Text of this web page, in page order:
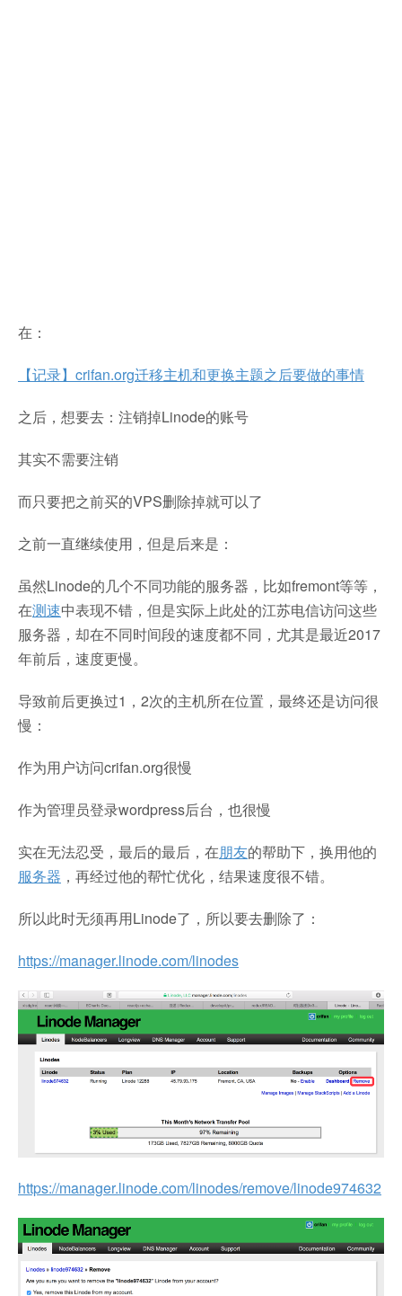
在：
【记录】crifan.org迁移主机和更换主题之后要做的事情
之后，想要去：注销掉Linode的账号
其实不需要注销
而只要把之前买的VPS删除掉就可以了
之前一直继续使用，但是后来是：
虽然Linode的几个不同功能的服务器，比如fremont等等，
在测速中表现不错，但是实际上此处的江苏电信访问这些
服务器，却在不同时间段的速度都不同，尤其是最近2017
年前后，速度更慢。
导致前后更换过1，2次的主机所在位置，最终还是访问很
慢：
作为用户访问crifan.org很慢
作为管理员登录wordpress后台，也很慢
实在无法忍受，最后的最后，在朋友的帮助下，换用他的
服务器 ，再经过他的帮忙优化，结果速度很不错。
所以此时无须再用Linode了，所以要去删除了：
https://manager.linode.com/linodes
https://manager.linode.com/linodes/remove/linode974632